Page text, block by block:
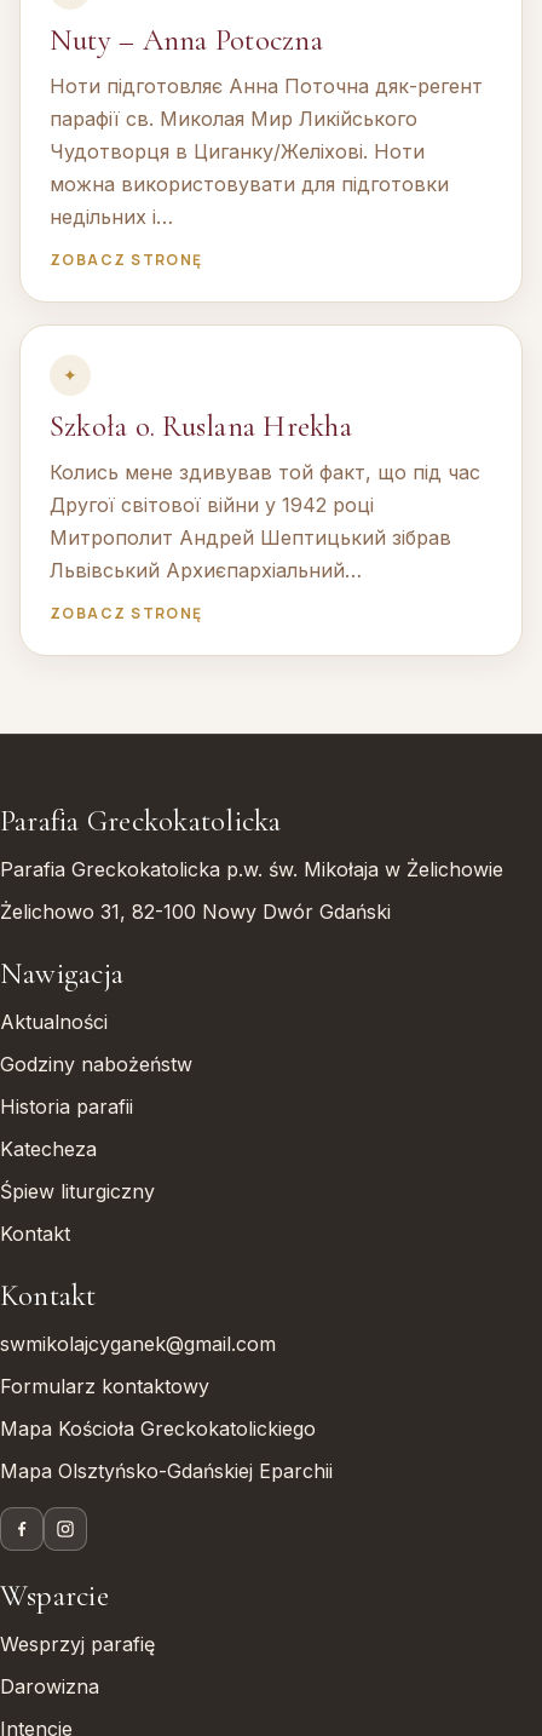
Nuty – Anna Potoczna
Ноти підготовляє Анна Поточна дяк-регент
парафії св. Миколая Мир Ликійського
Чудотворця в Циганку/Желіхові. Ноти
можна використовувати для підготовки
недільних і…
ZOBACZ STRONĘ
✦
Szkoła о. Ruslana Hrekha
Колись мене здивував той факт, що під час
Другої світової війни у 1942 році
Митрополит Андрей Шептицький зібрав
Львівський Архиєпархіальний…
ZOBACZ STRONĘ
Parafia Greckokatolicka
Parafia Greckokatolicka p.w. św. Mikołaja w Żelichowie
Żelichowo 31, 82-100 Nowy Dwór Gdański
Nawigacja
Aktualności
Godziny nabożeństw
Historia parafii
Katecheza
Śpiew liturgiczny
Kontakt
Kontakt
swmikolajcyganek@gmail.com
Formularz kontaktowy
Mapa Kościoła Greckokatolickiego
Mapa Olsztyńsko-Gdańskiej Eparchii
Wsparcie
Wesprzyj parafię
Darowizna
Intencje